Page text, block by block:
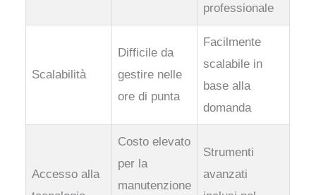
professionale
Scalabilità
Difficile da
gestire nelle
ore di punta
Facilmente
scalabile in
base alla
domanda
Accesso alla
Costo elevato
per la
manutenzione
Strumenti
avanzati